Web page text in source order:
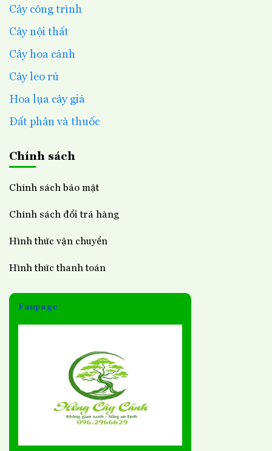
Cây công trình
Cây nội thất
Cây hoa cảnh
Cây leo rủ
Hoa lụa cây giả
Đất phân và thuốc
Chính sách
Chính sách bảo mật
Chính sách đổi trả hàng
Hình thức vận chuyển
Hình thức thanh toán
Fanpage